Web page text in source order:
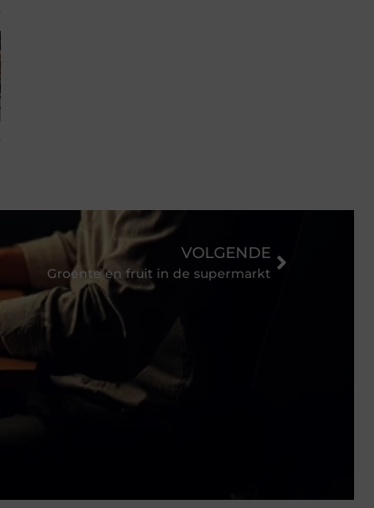
VOLGENDE
Groente en fruit in de supermarkt